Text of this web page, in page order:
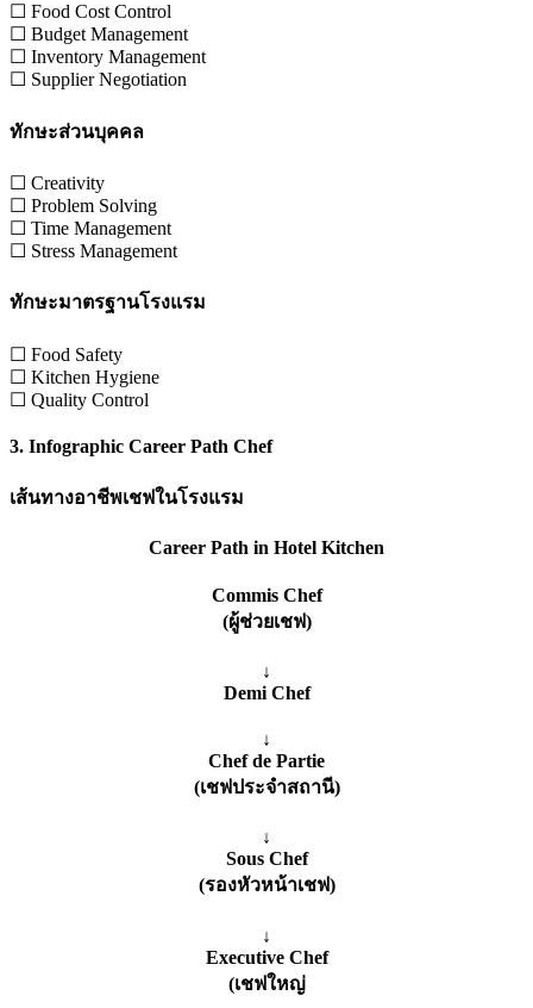
☐ Food Cost Control
☐ Budget Management
☐ Inventory Management
☐ Supplier Negotiation
ทักษะส่วนบุคคล
☐ Creativity
☐ Problem Solving
☐ Time Management
☐ Stress Management
ทักษะมาตรฐานโรงแรม
☐ Food Safety
☐ Kitchen Hygiene
☐ Quality Control
3. Infographic Career Path Chef
เส้นทางอาชีพเชฟในโรงแรม
Career Path in Hotel Kitchen
Commis Chef
(ผู้ช่วยเชฟ)
↓
Demi Chef
↓
Chef de Partie
(เชฟประจำสถานี)
↓
Sous Chef
(รองหัวหน้าเชฟ)
↓
Executive Chef
(เชฟใหญ่